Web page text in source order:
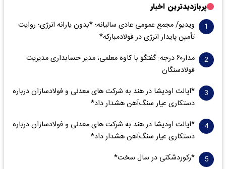
پربازدیدترین اخبار
ویدیو/ مجمع عمومی عادی سالیانه؛ *بدون یارانه انرژی؛ روایت
تأمین پایدار انرژی در فولادمبارکه*
مدار‌۶٠ درجه: گفتگو با کاوه معلمی، مدیر حسابداری مدیریت
فولادسنگان
*ایالت اودیشا در هند به شرکت های معدنی و فولادسازان درباره
دستکاری عیار سنگ‌آهن هشدار داد*
*ایالت اودیشا در هند به شرکت های معدنی و فولادسازان درباره
دستکاری عیار سنگ‌آهن هشدار داد*
*رکوردشکنی در سال سخت*